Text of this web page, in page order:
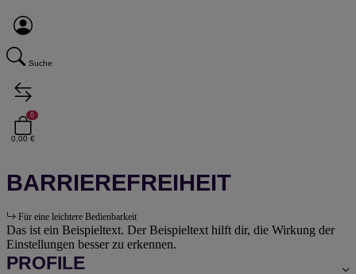
Suche
0
0,00 €
BARRIEREFREIHEIT
Für eine leichtere Bedienbarkeit
Das ist ein Beispieltext. Der Beispieltext hilft dir, die Wirkung der
Einstellungen besser zu erkennen.
PROFILE